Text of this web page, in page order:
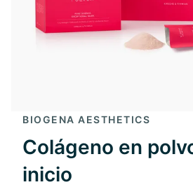
BIOGENA AESTHETICS
Colágeno en
inicio